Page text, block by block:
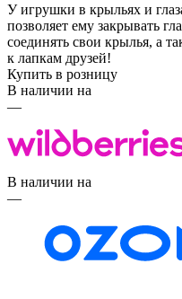
У игрушки в крыльях и
позволяет ему закрывать
соединять свои крылья, а
к лапкам друзей!
Купить в розницу
В наличии на
—
В наличии на
—